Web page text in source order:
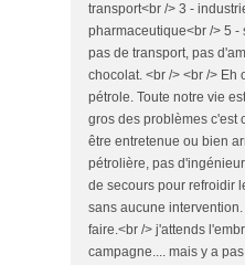
transport<br /> 3 -
pharmaceutique<br /> 5 -
pas de transport, pas
chocolat. <br /> <br /> Eh
pétrole. Toute notre vie
gros des problèmes c'est
être entretenue ou bien
pétrolière, pas
de secours pour refroidir
sans aucune
faire.<br /> j'attends
campagne.... mais y a